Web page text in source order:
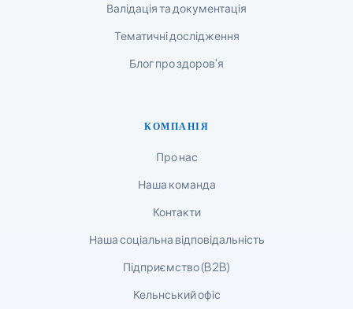
Валідація та документація
Тематичні дослідження
Блог про здоров'я
КОМПАНІЯ
Про нас
Наша команда
Контакти
Наша соціальна відповідальність
Підприємство (B2B)
Кельнський офіс
Azərbaycan dili
Slovenščina